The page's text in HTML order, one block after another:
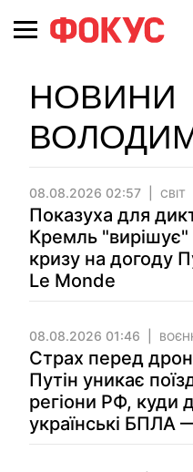
НОВИНИ
08.08.2026 02:57 СВІТ
Показуха для
Кремль "вирішує"
кризу на догоду
Le Monde
08.08.2026 01:46
Страх перед
Путін уникає
регіони РФ, куди
українські БПЛА